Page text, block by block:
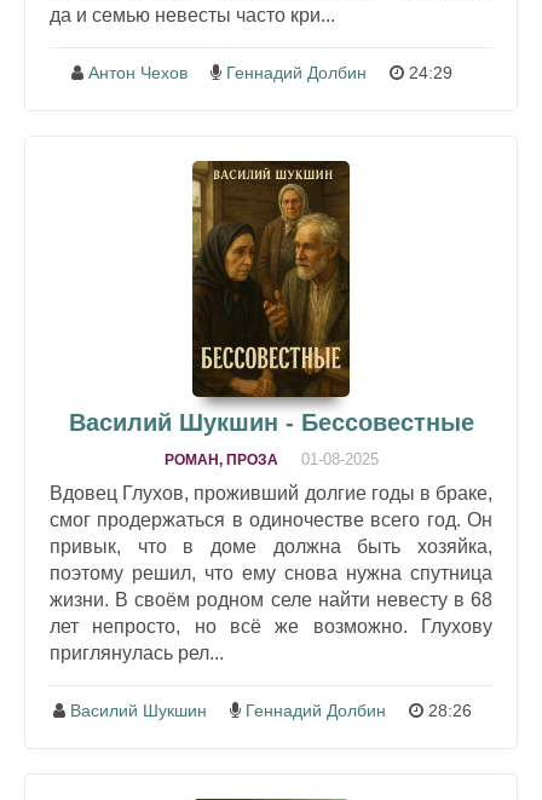
да и семью невесты часто кри...
Антон Чехов Геннадий Долбин 24:29
Василий Шукшин - Бессовестные
РОМАН, ПРОЗА 01-08-2025
Вдовец Глухов, проживший долгие годы в браке,
смог продержаться в одиночестве всего год. Он
привык, что в доме должна быть хозяйка,
поэтому решил, что ему снова нужна спутница
жизни. В своём родном селе найти невесту в 68
лет непросто, но всё же возможно. Глухову
приглянулась рел...
Василий Шукшин Геннадий Долбин 28:26